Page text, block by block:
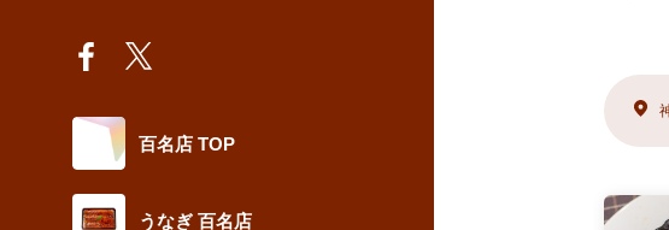
百名店 TOP
うなぎ 百名店